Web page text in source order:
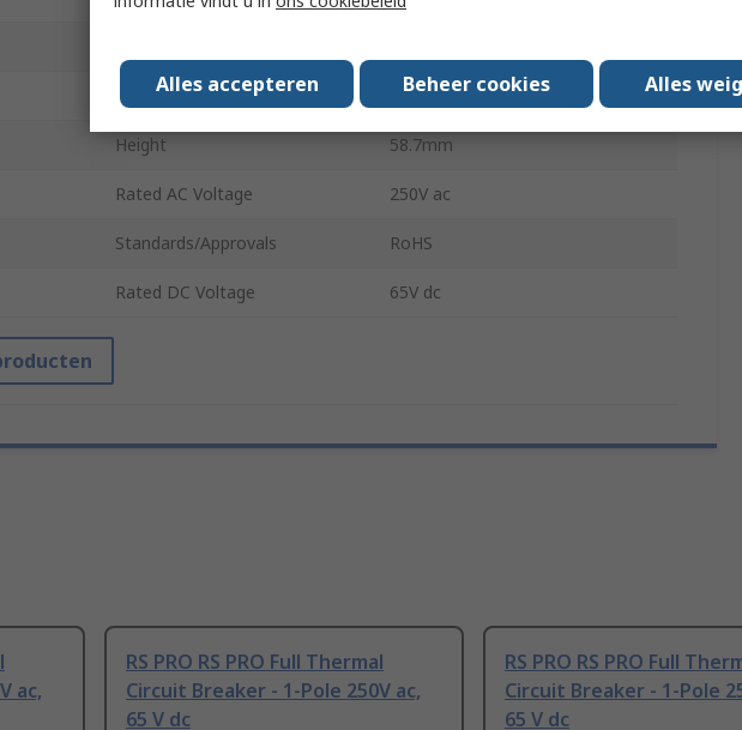
Terminal Type Blade Terminal
Height 58.7mm
Rated AC Voltage 250V ac
Standards/Approvals RoHS
Rated DC Voltage 65V dc
ac,
RS PRO RS PRO Full Thermal
Circuit Breaker - 1-Pole 250V ac,
65 V dc
RS PRO RS PRO Full
Circuit Breaker - 1-Pole
65 V dc
Alles accepteren Beheer cookies Alles